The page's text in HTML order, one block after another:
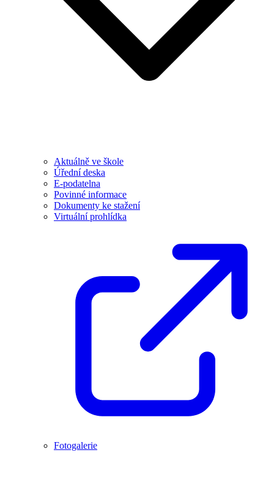
Aktuálně ve škole
Úřední deska
E-podatelna
Povinné informace
Dokumenty ke stažení
Virtuální prohlídka
Fotogalerie